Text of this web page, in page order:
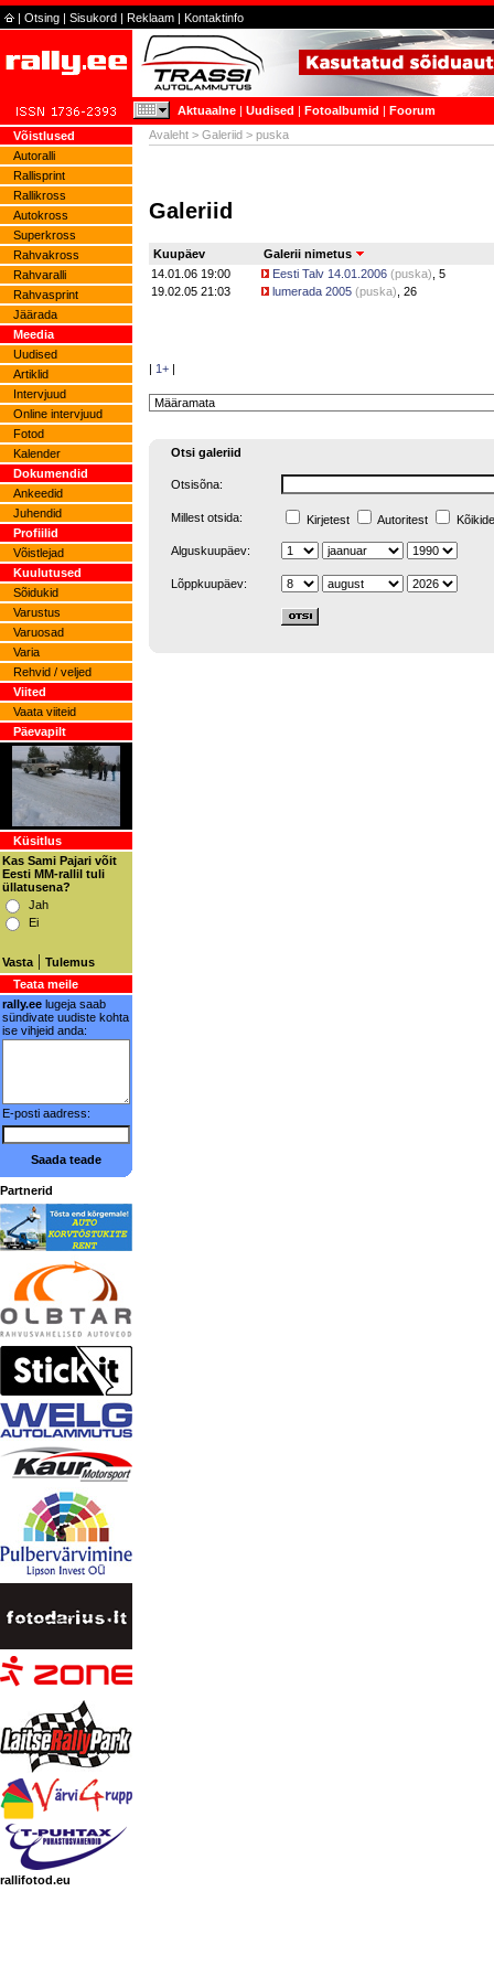
| Otsing | Sisukord | Reklaam | Kontaktinfo
Aktuaalne | Uudised | Fotoalbumid | Foorum
Võistlused
Autoralli
Rallisprint
Rallikross
Autokross
Superkross
Rahvakross
Rahvaralli
Rahvasprint
Jäärada
Meedia
Uudised
Artiklid
Intervjuud
Online intervjuud
Fotod
Kalender
Dokumendid
Ankeedid
Juhendid
Profiilid
Võistlejad
Kuulutused
Sõidukid
Varustus
Varuosad
Varia
Rehvid / veljed
Viited
Vaata viiteid
Päevapilt
Küsitlus
Kas Sami Pajari võit
Eesti MM-rallil tuli
üllatusena?
Jah
Ei
Vasta | Tulemus
Teata meile
rally.ee lugeja saab
sündivate uudiste kohta
ise vihjeid anda:
E-posti aadress:
Saada teade
Partnerid
rallifotod.eu
Avaleht > Galeriid > puska
Galeriid
Kuupäev
Galerii nimetus
14.01.06 19:00
Eesti Talv 14.01.2006 (puska) , 5
19.02.05 21:03
lumerada 2005 (puska) , 26
| 1+ |
Otsi galeriid
Otsisõna:
Millest otsida: Kirjetest Autoritest
Alguskuupäev:
Lõppkuupäev: